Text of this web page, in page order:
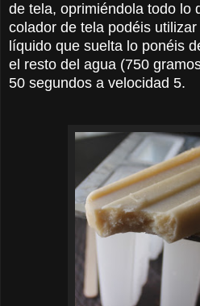
de tela, oprimiéndola todo lo
colador de tela podéis
líquido que suelta lo ponéis
el resto del agua (750
50 segundos a velocidad 5.